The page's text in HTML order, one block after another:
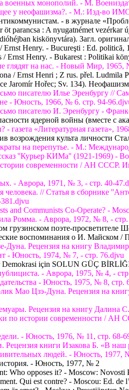
монополий. - М.
у неофашизма?. - М.: Изд-во
- в журнале
parancsa : A nyugatnémet
kiskönyvtára). Загл.
Henry. - Bucureşti : Ed. politică,
Ernst Henry. - Bukarest : Politikai
глядят на нас. - Новый Мир, 1965,
/ Ernst Henri ; Z rus. přel. Ludmila
Jaromír Hořec; Sv. 134).
писателю Илье Эренбургу //
- Юность, 1966, № 6. стр. 94-
писателю И. Эренбургу -
ядерной войны (вместе с
газета «Литературная газета»,
возрождения культа личности
на перепутье. - М.:
''Курьер КИМа'' (1921-1969) -
современности / АН СССР.
- Аврора, 1971, № 3, - стр. 40-
человека. // Статья в сборнике
and Communists Co-Operate? -
Ромма. - Аврора, 1972, № 8, -
грузинском поэте-просветителе
воспоминания о И. Майском /
Дуна. Рецензия на книгу
- Юность, 1974, № 7, - стр. 76.djvu
Demokrasi için SOLUN GÜÇ
- Аврора, 1975, № 4, -
- Юность, 1975, № 8, стр.
Мао Цзэ-Дуна. Рецензия на
Рецензия на книгу
по истории современности /
- Юность, 1976, № 11, стр. 68-
книги Изакова Б. «В
людей. - Юность, 1977,
- Юность, 1977, № 2
Who opposes it? - Moscow: Novosti
Qui est contre? - Moscou: Ed. de